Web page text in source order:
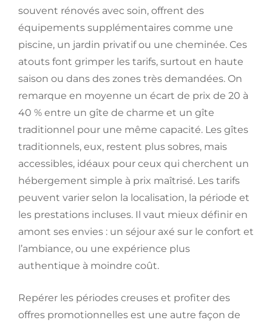
souvent rénovés avec soin, offrent des
équipements supplémentaires comme une
piscine, un jardin privatif ou une cheminée. Ces
atouts font grimper les tarifs, surtout en haute
saison ou dans des zones très demandées. On
remarque en moyenne un écart de prix de 20 à
40 % entre un gîte de charme et un gîte
traditionnel pour une même capacité. Les gîtes
traditionnels, eux, restent plus sobres, mais
accessibles, idéaux pour ceux qui cherchent un
hébergement simple à prix maîtrisé. Les tarifs
peuvent varier selon la localisation, la période et
les prestations incluses. Il vaut mieux définir en
amont ses envies : un séjour axé sur le confort et
l’ambiance, ou une expérience plus
authentique à moindre coût.
Repérer les périodes creuses et profiter des
offres promotionnelles est une autre façon de